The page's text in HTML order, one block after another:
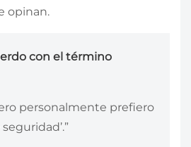
opinan.
con el término
personalmente prefiero